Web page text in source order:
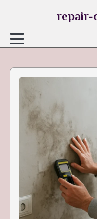
repair-